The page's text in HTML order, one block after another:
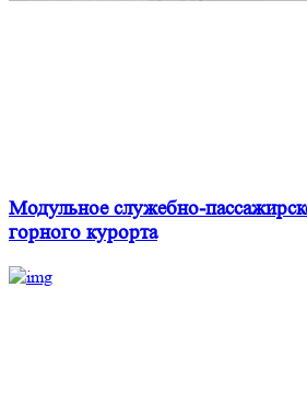
Модульное служебно-
горного курорта